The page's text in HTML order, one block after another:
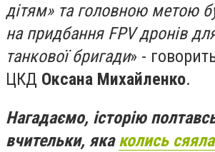
дітям» та головною метою
на придбання FPV дронів
танкової бригади» -
ЦКД Оксана Михайленко.
Нагадаємо, історію
вчительки, якаколись